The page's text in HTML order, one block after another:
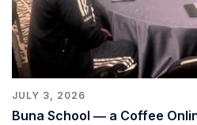
JULY 3, 2026
Buna School ― a Coffee